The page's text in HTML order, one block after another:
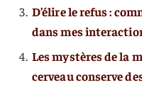
D’élire le refus :
dans mes
Les mystères de la
cerveau conserve